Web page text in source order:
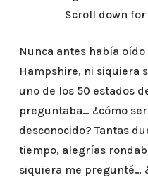
Scroll down
Nunca antes había
Hampshire, ni siquiera
uno de los 50 estados
preguntaba… ¿cómo
desconocido? Tantas
tiempo, alegrías
siquiera me pregunté…